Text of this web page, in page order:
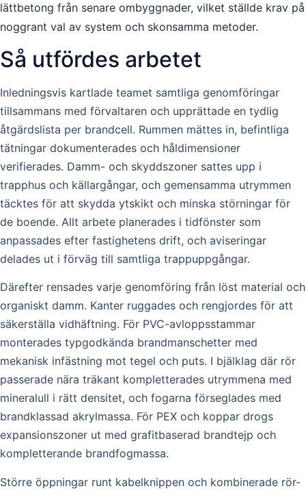
lättbetong från senare ombyggnader, vilket ställde krav på
noggrant val av system och skonsamma metoder.
Så utfördes arbetet
Inledningsvis kartlade teamet samtliga genomföringar
tillsammans med förvaltaren och upprättade en tydlig
åtgärdslista per brandcell. Rummen mättes in, befintliga
tätningar dokumenterades och håldimensioner
verifierades. Damm- och skyddszoner sattes upp i
trapphus och källargångar, och gemensamma utrymmen
täcktes för att skydda ytskikt och minska störningar för
de boende. Allt arbete planerades i tidfönster som
anpassades efter fastighetens drift, och aviseringar
delades ut i förväg till samtliga trappuppgångar.
Därefter rensades varje genomföring från löst material och
organiskt damm. Kanter ruggades och rengjordes för att
säkerställa vidhäftning. För PVC-avloppsstammar
monterades typgodkända brandmanschetter med
mekanisk infästning mot tegel och puts. I bjälklag där rör
passerade nära träkant kompletterades utrymmena med
mineralull i rätt densitet, och fogarna förseglades med
brandklassad akrylmassa. För PEX och koppar drogs
expansionszoner ut med grafitbaserad brandtejp och
kompletterande brandfogmassa.
Större öppningar runt kabelknippen och kombinerade rör-